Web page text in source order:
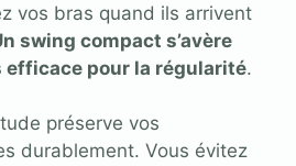
vos bras quand ils arrivent
swing compact s’avère
pour la régularité.
préserve vos
durablement. Vous évitez